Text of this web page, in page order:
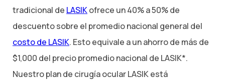
tradicional de LASIKofrece un 40% a 50% de
descuento sobre el promedio nacional general del
costo de LASIK. Esto equivale a un ahorro de más de
$1,000 del precio promedio nacional de LASIK*.
Nuestro plan de cirugía ocular LASIK está